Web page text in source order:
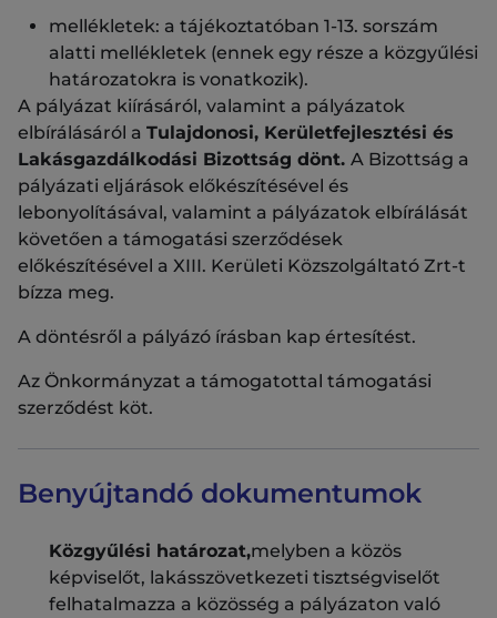
mellékletek: a tájékoztatóban 1-13. sorszám
alatti mellékletek (ennek egy része a közgyűlési
határozatokra is vonatkozik).
A pályázat kiírásáról, valamint a pályázatok
elbírálásáról a Tulajdonosi, Kerületfejlesztési és
Lakásgazdálkodási Bizottság dönt. A Bizottság a
pályázati eljárások előkészítésével és
lebonyolításával, valamint a pályázatok elbírálását
követően a támogatási szerződések
előkészítésével a XIII. Kerületi Közszolgáltató Zrt-t
bízza meg.
A döntésről a pályázó írásban kap értesítést.
Az Önkormányzat a támogatottal támogatási
szerződést köt.
Benyújtandó dokumentumok
Közgyűlési határozat,melyben a közös
képviselőt, lakásszövetkezeti tisztségviselőt
felhatalmazza a közösség a pályázaton való